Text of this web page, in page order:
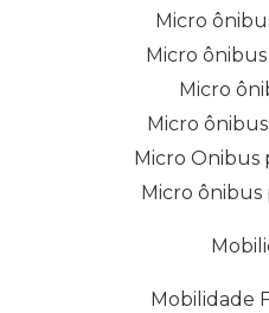
Micro
Micro
Micro
Micro
Micro Onibus
Micro ônibus
Mobilidade